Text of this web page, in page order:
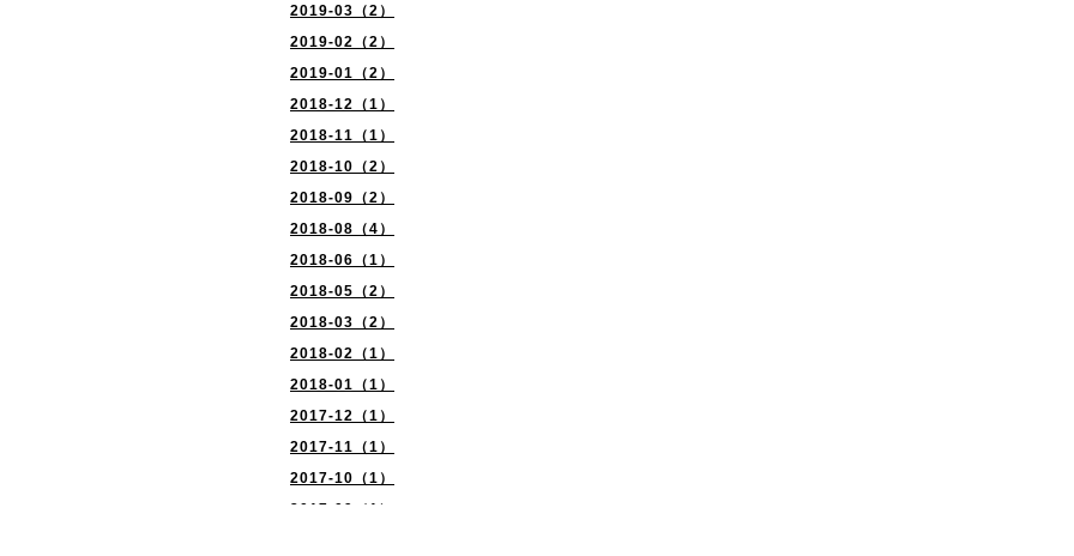
2019-03（2）
2019-02（2）
2019-01（2）
2018-12（1）
2018-11（1）
2018-10（2）
2018-09（2）
2018-08（4）
2018-06（1）
2018-05（2）
2018-03（2）
2018-02（1）
2018-01（1）
2017-12（1）
2017-11（1）
2017-10（1）
2017-09（1）